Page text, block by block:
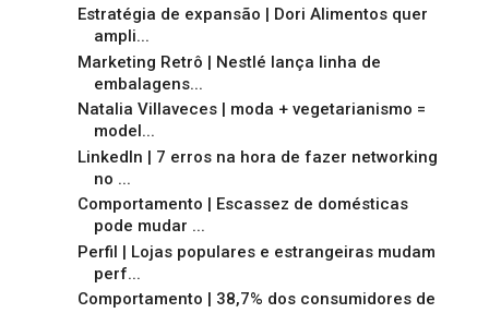
Estratégia de expansão | Dori Alimentos quer
ampli...
Marketing Retrô | Nestlé lança linha de
embalagens...
Natalia Villaveces | moda + vegetarianismo =
model...
LinkedIn | 7 erros na hora de fazer networking
no ...
Comportamento | Escassez de domésticas
pode mudar ...
Perfil | Lojas populares e estrangeiras mudam
perf...
Comportamento | 38,7% dos consumidores de